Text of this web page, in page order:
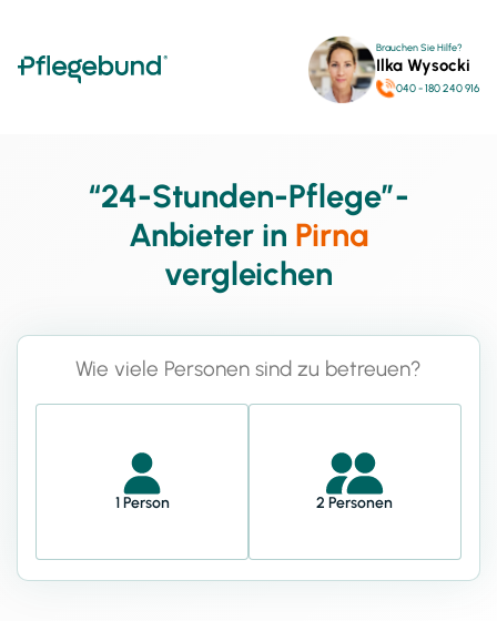
Brauchen Sie Hilfe?
Ilka Wysocki
040 - 180 240 916
“24-Stunden-Pflege”-
Anbieter in Pirna
vergleichen
Wie viele Personen sind zu betreuen?
1 Person 2 Personen